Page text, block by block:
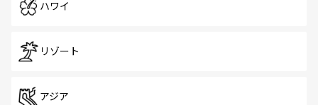
ハワイ
リゾート
アジア